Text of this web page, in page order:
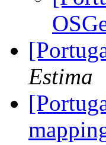
Estima